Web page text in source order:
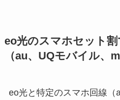
eo光のスマホセット
（au、UQモバイル、
eo光と特定のスマホ回線（